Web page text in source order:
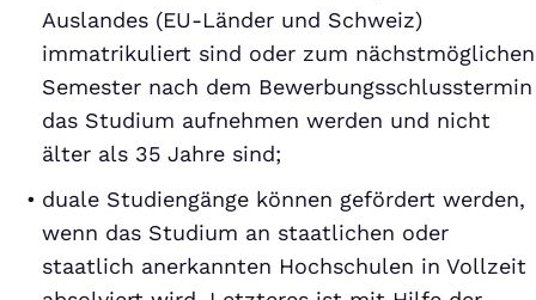
Auslandes (EU-Länder und Schweiz)
immatrikuliert sind oder zum nächstmöglichen
Semester nach dem Bewerbungsschlusstermin
das Studium aufnehmen werden und nicht
älter als 35 Jahre sind;
duale Studiengänge können gefördert werden,
wenn das Studium an staatlichen oder
staatlich anerkannten Hochschulen in Vollzeit